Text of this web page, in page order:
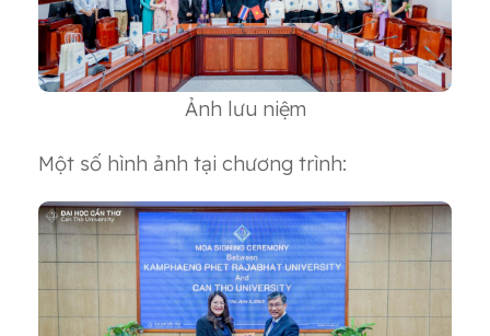
Ảnh lưu niệm
Một số hình ảnh tại chương trình: